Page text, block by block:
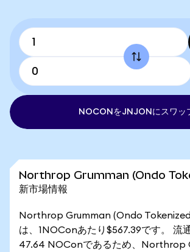
NOCONをJNJONにスワッ
Northrop Grumman (Ondo
新市場情報
Northrop Grumman (Ondo
は、1NOConあたり$567.39です。 流
47.64 NOConであるため、Northrop